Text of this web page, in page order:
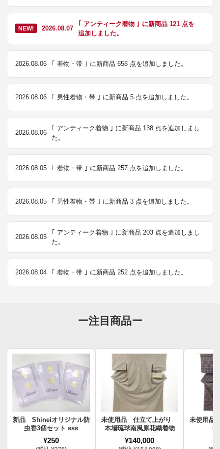
NEW! 2026.08.07
｢ アンティーク着物 ｣ に新商品 121 点を
追加しました。
2026.08.06 ｢ 着物・帯 ｣ に新商品 658 点を追加しました。
2026.08.06 ｢ 男性着物・帯 ｣ に新商品 5 点を追加しました。
2026.08.06
｢ アンティーク着物 ｣ に新商品 138 点を追加しまし
た。
2026.08.05 ｢ 着物・帯 ｣ に新商品 257 点を追加しました。
2026.08.05 ｢ 男性着物・帯 ｣ に新商品 3 点を追加しました。
2026.08.05
｢ アンティーク着物 ｣ に新商品 203 点を追加しまし
た。
2026.08.04 ｢ 着物・帯 ｣ に新商品 252 点を追加しました。
ー注目商品ー
新品 Shineiオリジナル防
虫香3個セット sss
¥250
未使用品 仕立て上がり
本場琉球南風原花織着物
¥140,000
未使用品